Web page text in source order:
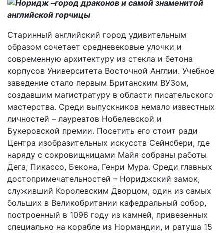
Старинный английский город удивительным
образом сочетает средневековые улочки и
современную архитектуру из стекла и бетона
корпусов Университета Восточной Англии. Учебное
заведение стало первым Британским ВУЗом,
создавшим магистратуру в области писательского
мастерства. Среди выпускников немало известных
личностей – лауреатов Нобелевской и
Букеровской премии. Посетить его стоит ради
Центра изобразительных искусств Сейнсбери, где
наряду с сокровищницами Майя собраны работы
Дега, Пикассо, Бекона, Генри Мура. Среди главных
достопримечательностей – Нориджский замок,
служивший Королевским Дворцом, один из самых
больших в Великобритании кафедральный собор,
построенный в 1096 году из камней, привезенных
специально на корабле из Нормандии, и ратуша 15